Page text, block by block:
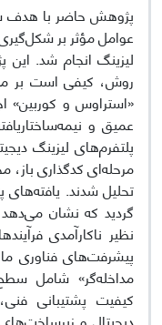
پژوهش حاضر با هدف
عوامل مؤثر بر
لیزینگ انجام شد.
روش، کیفی است بر
«استراوس و کوربین»
پلتفرم‌های لیزینگ
تحلیل شدند.
گردید که نشان
نظیر ناکارآمدی
پیشرفت‌های فناوری
مداخله‌گر» شامل
کیفیت پشتیبانی